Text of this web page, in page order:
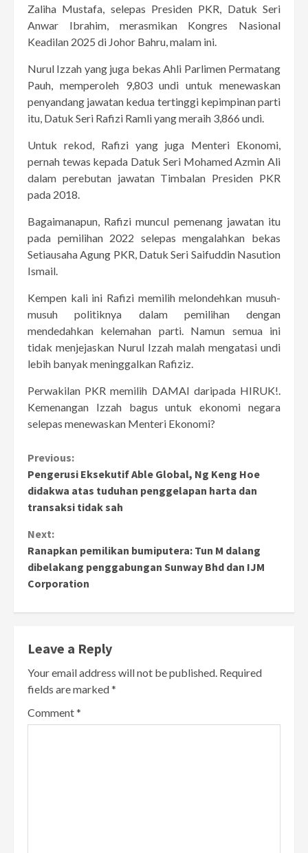
Zaliha Mustafa, selepas Presiden PKR, Datuk Seri
Anwar Ibrahim, merasmikan Kongres Nasional
Keadilan 2025 di Johor Bahru, malam ini.
Nurul Izzah yang juga bekas Ahli Parlimen Permatang
Pauh, memperoleh 9,803 undi untuk menewaskan
penyandang jawatan kedua tertinggi kepimpinan parti
itu, Datuk Seri Rafizi Ramli yang meraih 3,866 undi.
Untuk rekod, Rafizi yang juga Menteri Ekonomi,
pernah tewas kepada Datuk Seri Mohamed Azmin Ali
dalam perebutan jawatan Timbalan Presiden PKR
pada 2018.
Bagaimanapun, Rafizi muncul pemenang jawatan itu
pada pemilihan 2022 selepas mengalahkan bekas
Setiausaha Agung PKR, Datuk Seri Saifuddin Nasution
Ismail.
Kempen kali ini Rafizi memilih melondehkan musuh-
musuh politiknya dalam pemilihan dengan
mendedahkan kelemahan parti. Namun semua ini
tidak menjejaskan Nurul Izzah malah mengatasi undi
lebih banyak meninggalkan Rafiziz.
Perwakilan PKR memilih DAMAI daripada HIRUK!.
Kemenangan Izzah bagus untuk ekonomi negara
selepas menewaskan Menteri Ekonomi?
Continue
Reading
Previous:
Pengerusi Eksekutif Able Global, Ng Keng Hoe
didakwa atas tuduhan penggelapan harta dan
transaksi tidak sah
Next:
Ranapkan pemilikan bumiputera: Tun M dalang
dibelakang penggabungan Sunway Bhd dan IJM
Corporation
Leave a Reply
Your email address will not be published. Required
fields are marked*
Comment*